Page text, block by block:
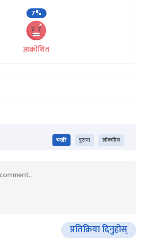
7%
आक्रोशित
भर्खरै पुराना लोकप्रिय
प्रतिक्रिया दिनुहोस्